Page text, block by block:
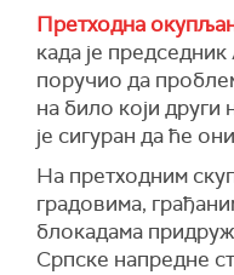
Претходна
када је
поручио да
на било који други
је сигуран да ће
На претходним
градовима,
блокадама
Српске напредне